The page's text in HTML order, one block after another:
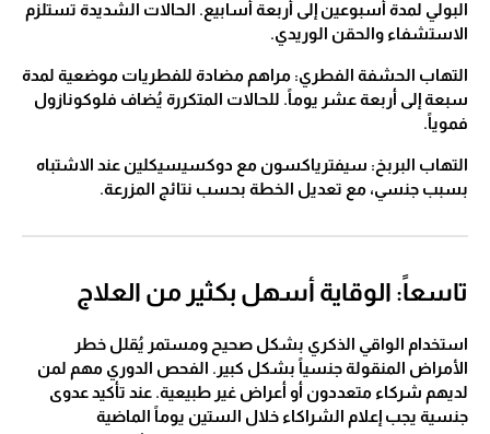
البولي لمدة أسبوعين إلى أربعة أسابيع. الحالات الشديدة تستلزم
الاستشفاء والحقن الوريدي.
التهاب الحشفة الفطري: مراهم مضادة للفطريات موضعية لمدة
سبعة إلى أربعة عشر يوماً. للحالات المتكررة يُضاف فلوكونازول
فموياً.
التهاب البربخ: سيفترياكسون مع دوكسيسيكلين عند الاشتباه
بسبب جنسي، مع تعديل الخطة بحسب نتائج المزرعة.
تاسعاً: الوقاية أسهل بكثير من العلاج
استخدام الواقي الذكري بشكل صحيح ومستمر يُقلل خطر
الأمراض المنقولة جنسياً بشكل كبير. الفحص الدوري مهم لمن
لديهم شركاء متعددون أو أعراض غير طبيعية. عند تأكيد عدوى
جنسية يجب إعلام الشراكاء خلال الستين يوماً الماضية